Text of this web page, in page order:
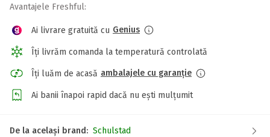
Avantajele Freshful:
Ai livrare gratuită cu Genius
Îți livrăm comanda la temperatură controlată
Îți luăm de acasă ambalajele cu garanție
Ai banii înapoi rapid dacă nu ești mulțumit
De la același brand: Schulstad